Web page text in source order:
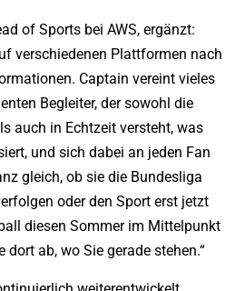
of Sports bei AWS, ergänzt:
verschiedenen Plattformen nach
Captain vereint vieles
Begleiter, der sowohl die
auch in Echtzeit versteht, was
und sich dabei an jeden Fan
gleich, ob sie die Bundesliga
oder den Sport erst jetzt
diesen Sommer im Mittelpunkt
ab, wo Sie gerade stehen.“